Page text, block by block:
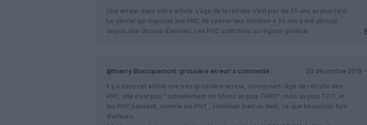
Une erreur dans votre article. L’âge de la retraite n’est pas de 55 ans au plus tard.
Le décret qui imposait aux PNC de cesser leur fonction à 55 ans a été abrogé
depuis une dizaine d’années. Les PNC sont donc au régime général.
@thierry Blancquemont: grossière erreur! a commenté :
20 décembre 2019 -
Il y a dans cet article une très grossière erreur, concernant l’âge de retraite des
PNC: elle n’est pas ” actuellement de 55ans au plus TARD”, mais au plus TOT, et
les PNC peuvent, comme les PNT , continuer bien au delà, ce que beaucoup font
d’ailleurs.